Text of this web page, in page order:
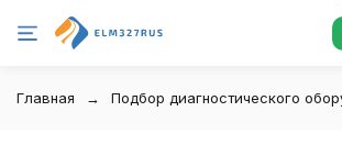
Главная Подбор диагностического